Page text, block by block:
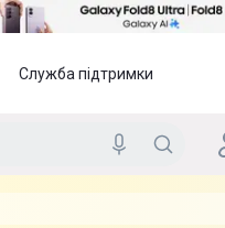
Служба підтримки